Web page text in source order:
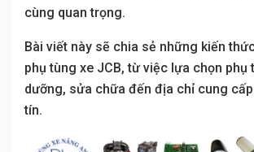
cùng quan trọng.
Bài viết này sẽ chia sẻ những kiến
phụ tùng xe JCB, từ việc lựa chọn phụ
dưỡng, sửa chữa đến địa chỉ cung
tín.